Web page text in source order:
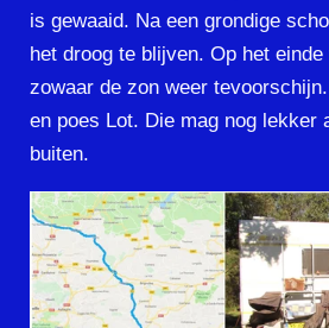
is gewaaid. Na een grondige
het droog te blijven. Op het
zowaar de zon weer
en poes Lot. Die mag nog lekker
buiten.